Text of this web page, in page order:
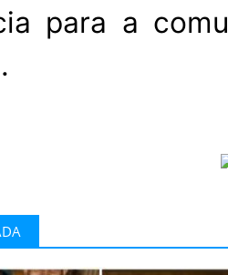
para a